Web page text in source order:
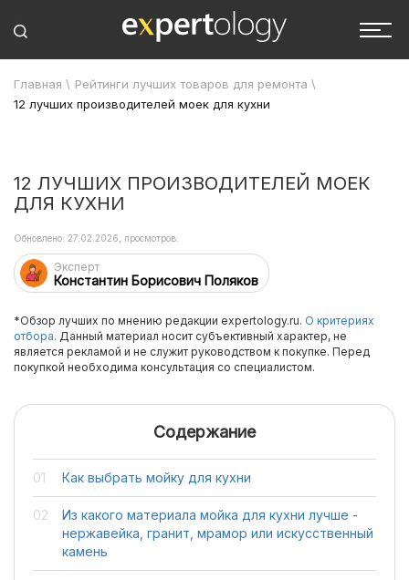
Главная \ Рейтинги лучших товаров для ремонта \
12 лучших производителей моек для кухни
12 ЛУЧШИХ ПРОИЗВОДИТЕЛЕЙ МОЕК
ДЛЯ КУХНИ
Эксперт
Константин Борисович Поляков
Обновлено: 27.02.2026, просмотров:
*Обзор лучших по мнению редакции expertology.ru. О критериях
отбора. Данный материал носит субъективный характер, не
является рекламой и не служит руководством к покупке. Перед
покупкой необходима консультация со специалистом.
Содержание
Как выбрать мойку для кухни
Из какого материала мойка для кухни лучше -
нержавейка, гранит, мрамор или искусственный
камень